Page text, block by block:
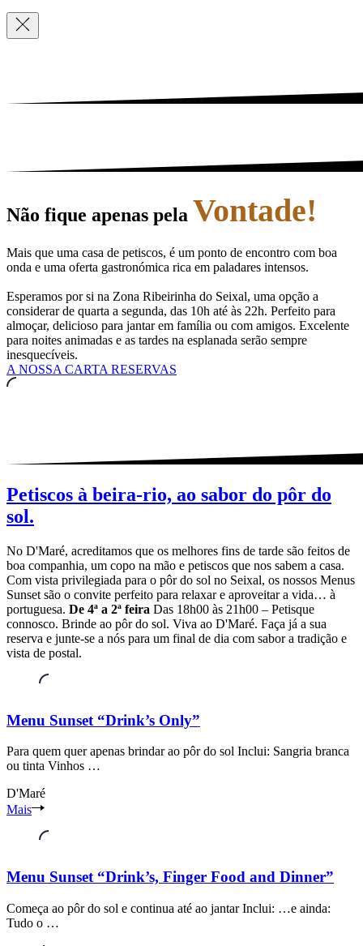
Navigation
Não fique apenas pela Vontade!
Mais que uma casa de petiscos, é um ponto de encontro com boa
onda e uma oferta gastronómica rica em paladares intensos.
Esperamos por si na Zona Ribeirinha do Seixal, uma opção a
considerar de quarta a segunda, das 10h até às 22h. Perfeito para
almoçar, delicioso para jantar em família ou com amigos. Excelente
para noites animadas e as tardes na esplanada serão sempre
inesquecíveis.
A NOSSA CARTA RESERVAS
Petiscos à beira-rio, ao sabor do pôr do
sol.
No D'Maré, acreditamos que os melhores fins de tarde são feitos de
boa companhia, um copo na mão e petiscos que nos sabem a casa.
Com vista privilegiada para o pôr do sol no Seixal, os nossos Menus
Sunset são o convite perfeito para relaxar e aproveitar a vida… à
portuguesa. De 4ª a 2ª feira Das 18h00 às 21h00 – Petisque
connosco. Brinde ao pôr do sol. Viva ao D'Maré. Faça já a sua
reserva e junte-se a nós para um final de dia com sabor a tradição e
vista de postal.
Menu Sunset “Drink’s Only”
Para quem quer apenas brindar ao pôr do sol Inclui: Sangria branca
ou tinta Vinhos …
D'Maré
Zona
Setúbal
Mais
Menu Sunset “Drink’s, Finger Food and Dinner”
Começa ao pôr do sol e continua até ao jantar Inclui: …e ainda:
Tudo o …